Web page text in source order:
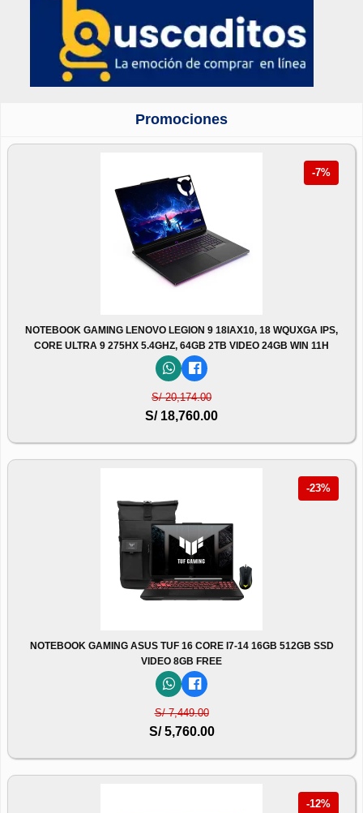
Promociones
-7%
NOTEBOOK GAMING LENOVO LEGION 9 18IAX10, 18 WQUXGA IPS,
CORE ULTRA 9 275HX 5.4GHZ, 64GB 2TB VIDEO 24GB WIN 11H
S/ 20,174.00
S/ 18,760.00
-23%
NOTEBOOK GAMING ASUS TUF 16 CORE I7-14 16GB 512GB SSD
VIDEO 8GB FREE
S/ 7,449.00
S/ 5,760.00
-12%